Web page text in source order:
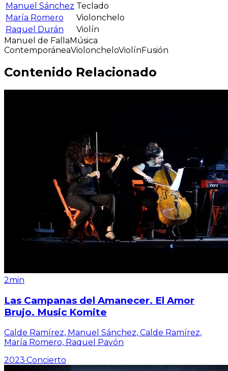
Manuel Sánchez Teclado
María Romero
Violonchelo
Raquel Durán
Violín
Manuel de FallaMúsica
ContemporáneaVioloncheloViolínFusión
Contenido Relacionado
2min
Las Campanas del Amanecer. El Amor
Brujo. Music Komite
Calde Ramírez, Manuel Sánchez, Calde Ramírez,
María Romero, Raquel Pavón
2023·Concierto